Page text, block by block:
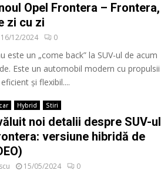
Opel Frontera – Frontera,
zi cu zi
16/12/2024 0
este un „come back” la SUV-ul de acum
Este un automobil modern cu propulsii
și flexibil....
Hybrid Stiri
noi detalii despre SUV-ul
versiune hibridă de
15/05/2024 0